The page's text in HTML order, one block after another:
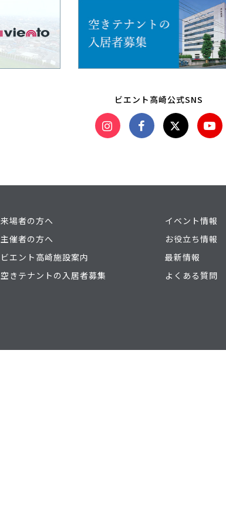
ビエント高崎公式SNS
来場者の方へ
主催者の方へ
ビエント高崎施設案内
空きテナントの入居者募集
イベント情報
お役立ち情報
最新情報
よくある質問